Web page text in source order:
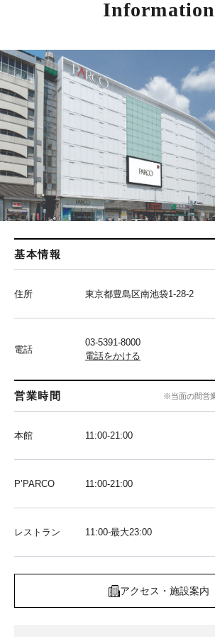
Information
基本情報
住所 東京都豊島区南池袋1-28-2
電話
03-5391-8000
電話をかける
営業時間 ※当面の間営
本館 11:00-21:00
P’PARCO 11:00-21:00
レストラン 11:00-最大23:00
アクセス・施設案内